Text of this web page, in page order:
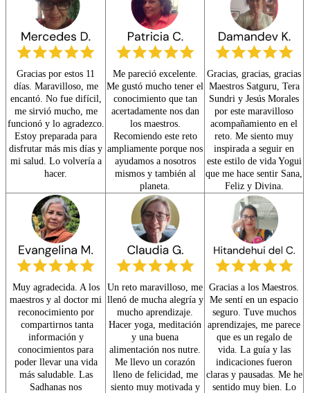
Gracias por estos 11
días. Maravilloso, me
encantó. No fue difícil,
me sirvió mucho, me
funcionó y lo agradezco.
Estoy preparada para
disfrutar más mis días y
mi salud. Lo volvería a
hacer.
Me pareció excelente.
Me gustó mucho tener el
conocimiento que tan
acertadamente nos dan
los maestros.
Recomiendo este reto
ampliamente porque nos
ayudamos a nosotros
mismos y también al
planeta.
Gracias, gracias, gracias
Maestros Satguru, Tera
Sundri y Jesús Morales
por este maravilloso
acompañamiento en el
reto. Me siento muy
inspirada a seguir en
este estilo de vida Yogui
que me hace sentir Sana,
Feliz y Divina.
Muy agradecida. A los
maestros y al doctor mi
reconocimiento por
compartirnos tanta
información y
conocimientos para
poder llevar una vida
más saludable. Las
Sadhanas nos
Un reto maravilloso, me
llenó de mucha alegría y
mucho aprendizaje.
Hacer yoga, meditación
y una buena
alimentación nos nutre.
Me llevo un corazón
lleno de felicidad, me
siento muy motivada y
Gracias a los Maestros.
Me sentí en un espacio
seguro. Tuve muchos
aprendizajes, me parece
que es un regalo de
vida. La guía y las
indicaciones fueron
claras y pausadas. Me he
sentido muy bien. Lo